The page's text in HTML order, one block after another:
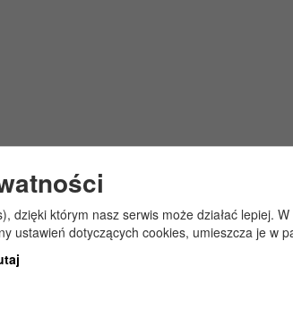
dzięki którym nasz serwis może działać lepiej.
ustawień dotyczących cookies, umieszcza je w